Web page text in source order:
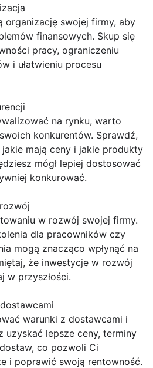
organizację swojej firmy, aby
finansowych. Skup się
pracy, ograniczeniu
i ułatwieniu procesu
na rynku, warto
konkurentów. Sprawdź,
mają ceny i jakie produkty
mógł lepiej dostosować
konkurować.
w rozwój swojej firmy.
dla pracowników czy
mogą znacząco wpłynąć na
że inwestycje w rozwój
w przyszłości.
warunki z dostawcami i
uzyskać lepsze ceny, terminy
co pozwoli Ci
i poprawić swoją rentowność.